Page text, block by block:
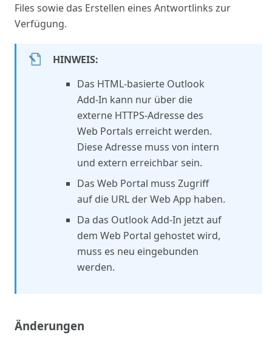
Files sowie das Erstellen eines Antwortlinks zur
Verfügung.
HINWEIS:
Das HTML-basierte Outlook
Add-In kann nur über die
externe HTTPS-Adresse des
Web Portals erreicht werden.
Diese Adresse muss von intern
und extern erreichbar sein.
Das Web Portal muss Zugriff
auf die URL der Web App haben.
Da das Outlook Add-In jetzt auf
dem Web Portal gehostet wird,
muss es neu eingebunden
werden.
Änderungen